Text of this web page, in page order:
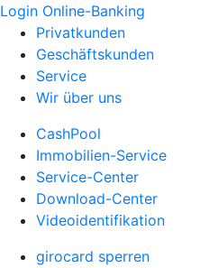
Login Online-Banking
Privatkunden
Geschäftskunden
Service
Wir über uns
CashPool
Immobilien-Service
Service-Center
Download-Center
Videoidentifikation
girocard sperren